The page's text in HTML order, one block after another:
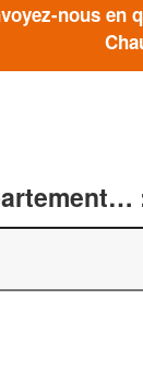
nous en